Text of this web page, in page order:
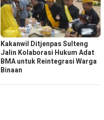
Kakanwil Ditjenpas Sulteng
Jalin Kolaborasi Hukum Adat
BMA untuk Reintegrasi Warga
Binaan